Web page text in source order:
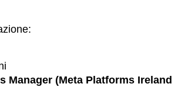
Manager (Meta Platforms Ireland